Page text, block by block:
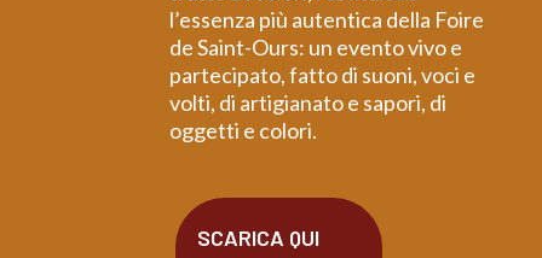
l’essenza più autentica della Foire
de Saint-Ours: un evento vivo e
partecipato, fatto di suoni, voci e
volti, di artigianato e sapori, di
oggetti e colori.
SCARICA QUI